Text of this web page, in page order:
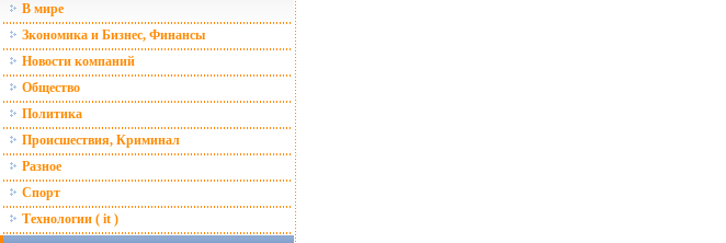
В мире
Зкономика и Бизнес, Финансы
Новости компаний
Общество
Политика
Происшествия, Криминал
Разное
Спорт
Технологии ( it )